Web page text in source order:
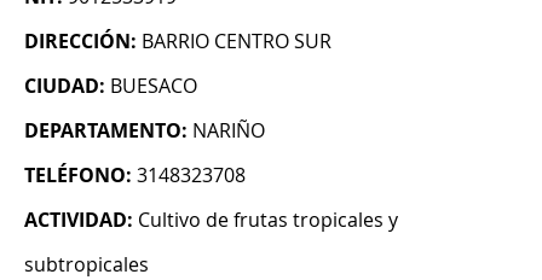
DIRECCIÓN: BARRIO CENTRO SUR
CIUDAD: BUESACO
DEPARTAMENTO: NARIÑO
TELÉFONO: 3148323708
ACTIVIDAD: Cultivo de frutas tropicales y
subtropicales